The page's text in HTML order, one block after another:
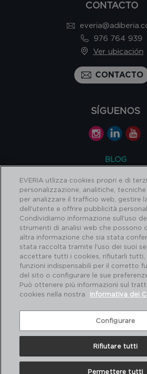
CONTACTO
976 764 939
Ver ubicación
CONTACTO
SÍGUENOS
BLOG
Copyright© 2026 ADI Hogar y
I ContattaciIInformativa legale e
Politica dei cookie
EVERIA utlizza cookies propri e di
personalizzazione, analitiche,
per analizzare il trafficio web, gestire
dell'utente e offrire pubblicità
Condividiamo informazione sull'uso
strumenti di analisi web che possono
altra informazione che sia stata
stata raccolta tramite l'uso dei suoi
accettare tutti i cookies, rifiutarli tutti,
funzioni indispensabili per il corretto
del sito o configurare le sue
Può ottenere più informazioni sul
cookies nella nostra
Informativa dei
Configurare
Rifiutare tutti
Permettere tutti